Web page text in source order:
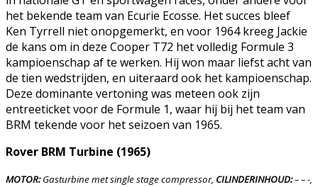
het bekende team van Ecurie Ecosse. Het succes bleef
Ken Tyrrell niet onopgemerkt, en voor 1964 kreeg Jackie
de kans om in deze Cooper T72 het volledig Formule 3
kampioenschap af te werken. Hij won maar liefst acht van
de tien wedstrijden, en uiteraard ook het kampioenschap.
Deze dominante vertoning was meteen ook zijn
entreeticket voor de Formule 1, waar hij bij het team van
BRM tekende voor het seizoen van 1965.
Rover BRM Turbine (1965)
MOTOR:Gasturbine met single stage compressor, CILINDERINHOUD:– – -,